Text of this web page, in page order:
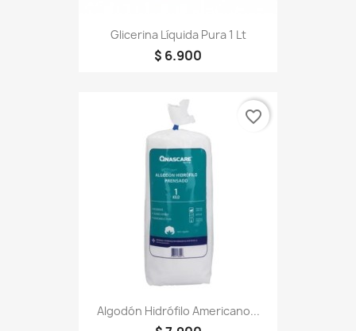
Glicerina Líquida Pura 1 Lt
$ 6.900
Algodón Hidrófilo Americano...
favorite_border